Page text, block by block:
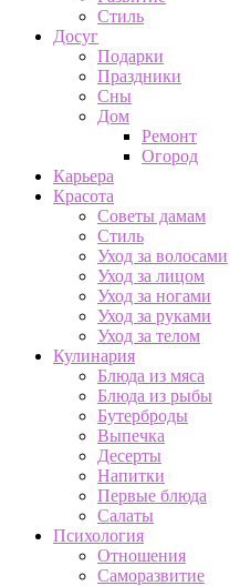
Стиль
Досуг
Подарки
Праздники
Сны
Дом
Ремонт
Огород
Карьера
Красота
Советы дамам
Стиль
Уход за волосами
Уход за лицом
Уход за ногами
Уход за руками
Уход за телом
Кулинария
Блюда из мяса
Блюда из рыбы
Бутерброды
Выпечка
Десерты
Напитки
Первые блюда
Салаты
Психология
Отношения
Саморазвитие